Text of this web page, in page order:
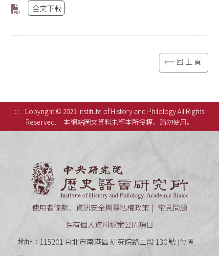
全文下載
⟸回上頁
:::
Copyright © 2021 Institute of History and Philology All Rights
Reserved.
本網站圖文資料未經本所授權，請勿使用。
使用者條款、資訊安全與隱私權政策
常見問題
保有個人資料檔案公開項目
地址：115201 台北市南港區 研究院路二段 130 號 (位置